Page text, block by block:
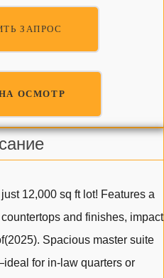
ЗАПРОС
ОСМОТР
12,000 sq ft lot! Features a
and finishes, impact
Spacious master suite
for in-law quarters or